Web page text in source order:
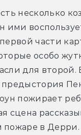
несколько
ими
части
особо
для второй.
предыстория
пожирает
сцена
пожаре в Дерри.